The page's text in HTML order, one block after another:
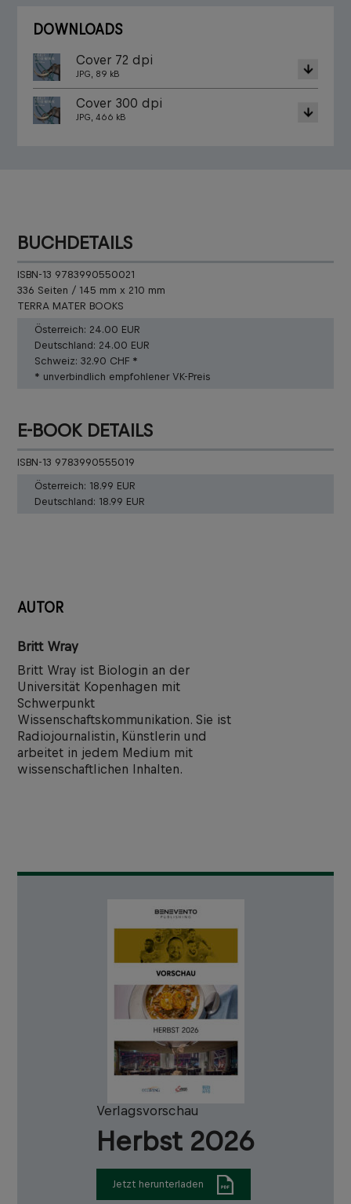
DOWNLOADS
Cover 72 dpi
JPG, 89 kB
Cover 300 dpi
JPG, 466 kB
BUCHDETAILS
ISBN-13 9783990550021
336 Seiten / 145 mm x 210 mm
TERRA MATER BOOKS
Österreich: 24.00 EUR
Deutschland: 24.00 EUR
Schweiz: 32.90 CHF *
* unverbindlich empfohlener VK-Preis
E-BOOK DETAILS
ISBN-13 9783990555019
Österreich: 18.99 EUR
Deutschland: 18.99 EUR
AUTOR
Britt Wray
Britt Wray ist Biologin an der
Universität Kopenhagen mit
Schwerpunkt
Wissenschaftskommunikation. Sie ist
Radiojournalistin, Künstlerin und
arbeitet in jedem Medium mit
wissenschaftlichen Inhalten.
Verlagsvorschau
Herbst 2026
Jetzt herunterladen